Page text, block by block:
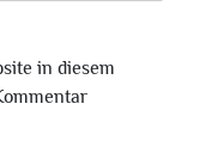
in diesem